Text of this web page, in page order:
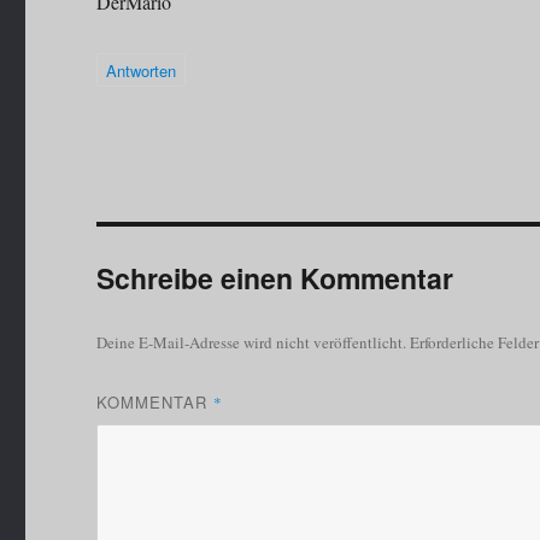
Antworten
Schreibe einen Kommentar
Deine E-Mail-Adresse wird nicht veröffentlicht. Erforderliche
KOMMENTAR *